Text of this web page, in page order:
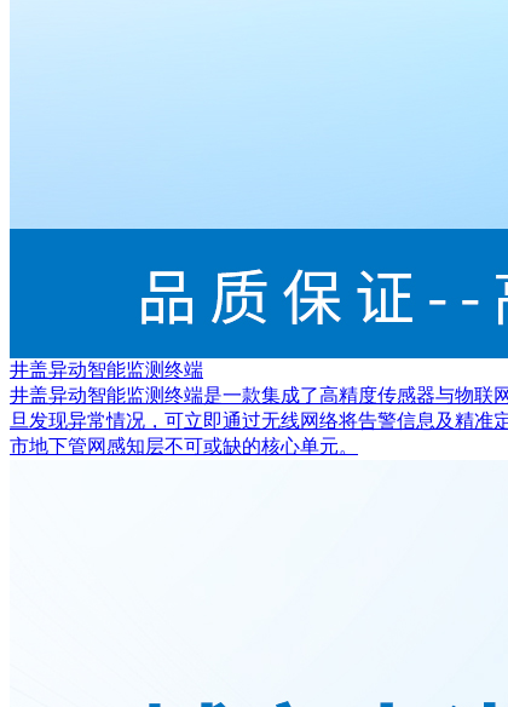
井盖异动智能监测终端
井盖异动智能监测终端是一款集成了高精度传感器与物
旦发现异常情况，可立即通过无线网络将告警信息及精
市地下管网感知层不可或缺的核心单元。